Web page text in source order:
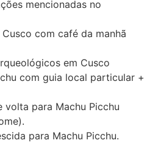
mencionadas no
com café da manhã
em Cusco
com guia local particular +
para Machu Picchu
para Machu Picchu.